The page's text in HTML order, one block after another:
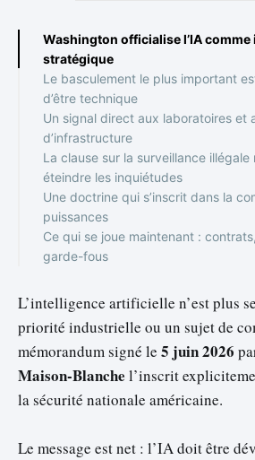
Washington officialise l’IA
stratégique
Le basculement le plus important
d’être technique
Un signal direct aux laboratoires et
d’infrastructure
La clause sur la surveillance illégale
éteindre les inquiétudes
Une doctrine qui s’inscrit dans la
puissances
Ce qui se joue maintenant :
garde-fous
L’intelligence artificielle n’est plus
priorité industrielle ou un sujet de
mémorandum signé le 5 juin 2026
Maison-Blanche l’inscrit
la sécurité nationale américaine.
Le message est net : l’IA doit être